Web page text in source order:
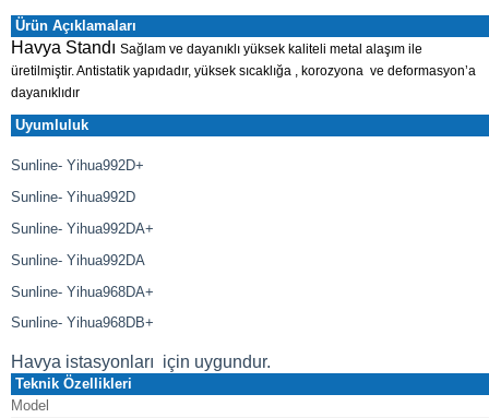
Ürün Açıklamaları
Havya Standı Sağlam ve dayanıklı yüksek kaliteli metal alaşım ile
üretilmiştir.Antistatik yapıdadır, yüksek sıcaklığa , korozyona ve deformasyon’a
dayanıklıdır
Uyumluluk
Sunline- Yihua992D+
Sunline- Yihua992D
Sunline- Yihua992DA+
Sunline- Yihua992DA
Sunline- Yihua968DA+
Sunline- Yihua968DB+
Havya istasyonları için uygundur.
Teknik Özellikleri
Model